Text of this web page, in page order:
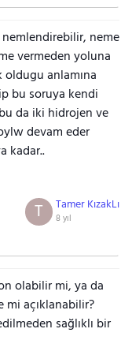
neme
vermeden yoluna
anlamına
bu soruya kendi
da iki hidrojen ve
devam eder
kadar..
Tamer KızakLı
8 yıl
T
olabilir mi, ya da
açıklanabilir?
sağlıklı bir